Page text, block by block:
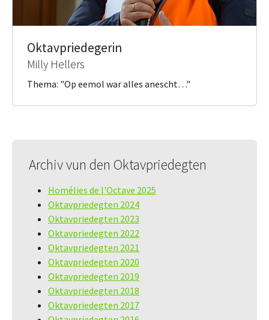
Oktavpriedegerin
Milly Hellers
Thema: "Op eemol war alles anescht…"
Archiv vun den Oktavpriedegten
Homélies de l'Octave 2025
Oktavpriedegten 2024
Oktavpriedegten 2023
Oktavpriedegten 2022
Oktavpriedegten 2021
Oktavpriedegten 2020
Oktavpriedegten 2019
Oktavpriedegten 2018
Oktavpriedegten 2017